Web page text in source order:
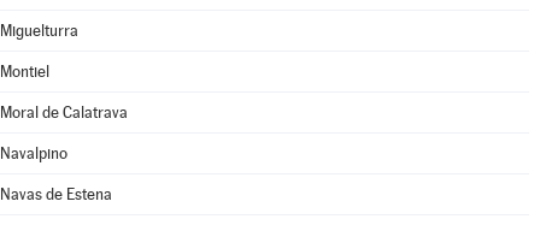
Miguelturra
Montiel
Moral de Calatrava
Navalpino
Navas de Estena